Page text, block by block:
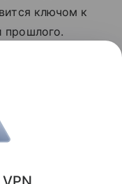
ключом к
прошлого.
кораблей у